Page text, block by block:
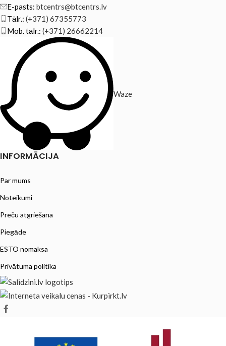
E-pasts: btcentrs@btcentrs.lv
Tālr.: (+371) 67355773
Mob. tālr.: (+371) 26662214
Waze
INFORMĀCIJA
Par mums
Noteikumi
Preču atgriešana
Piegāde
ESTO nomaksa
Privātuma politika